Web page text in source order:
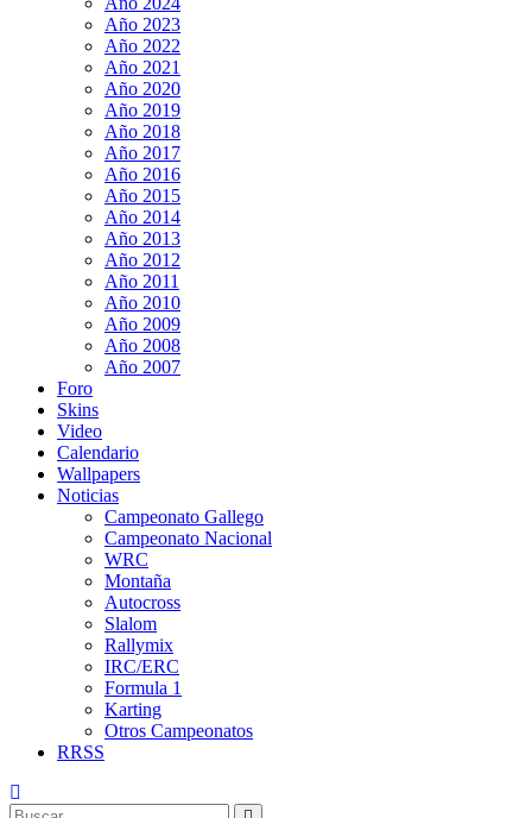
Año 2023
Año 2022
Año 2021
Año 2020
Año 2019
Año 2018
Año 2017
Año 2016
Año 2015
Año 2014
Año 2013
Año 2012
Año 2011
Año 2010
Año 2009
Año 2008
Año 2007
Foro
Skins
Video
Calendario
Wallpapers
Noticias
Campeonato Gallego
Campeonato Nacional
WRC
Montaña
Autocross
Slalom
Rallymix
IRC/ERC
Formula 1
Karting
Otros Campeonatos
RRSS